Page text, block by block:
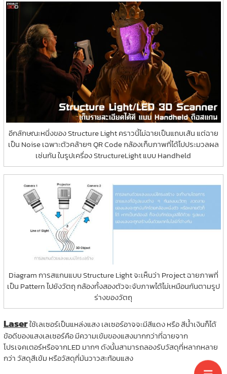
อีกลักษณะหนึ่งของ Structure Light คราวนี้ไม่ฉายเป็นแถบเส้น แต่ฉาย
เป็น Noise เฉพาะตัวคล้ายๆ QR Code กล้องเก็บภาพที่ได้ไปประมวลผล
เช่นกัน ในรูปเครื่อง StructureLight แบบ Handheld
Diagram การสแกนแบบ Structure Light จะเห็นว่า Project ฉายภาพที่
เป็น Pattern ไปยังวัตถุ กล้องทั้งสองตัวจะจับภาพได้ไม่เหมือนกันตามรูป
ร่างของวัตถุ
Laserใช้เลเซอร์เป็นแหล่งแสง เลเซอร์อาจจะมีสีแดง หรือ สีน้ำเงินก็ได้
ข้อดีของแสงเลเซอร์คือ มีความเข้มของแสงมากกว่าที่ฉายจาก
โปรเจคเตอร์หรือจากLED มากๆ ดังนั้นสามารถลองรับวัสดุที่หลากหลาย
กว่า วัสดุสีเข้ม หรือวัสดุที่มันวาวสะท้อนแสง